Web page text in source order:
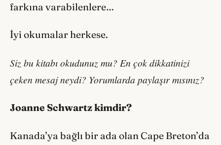
farkına varabilenlere…
İyi okumalar herkese.
Siz bu kitabı okudunuz mu? En çok dikkatinizi
çeken mesaj neydi? Yorumlarda paylaşır mısınız?
Joanne Schwartz kimdir?
Kanada’ya bağlı bir ada olan Cape Breton’da